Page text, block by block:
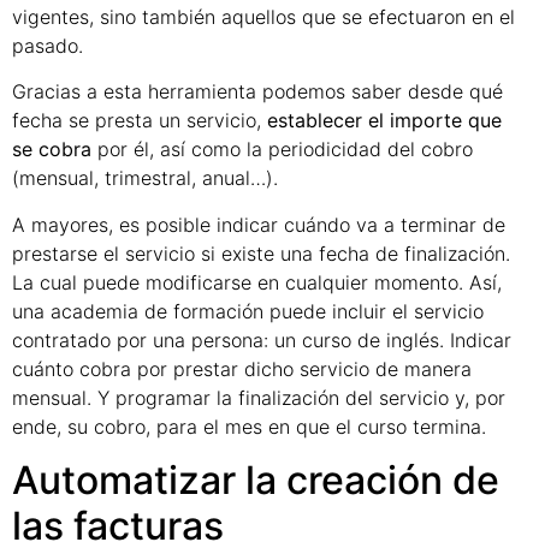
vigentes, sino también aquellos que se efectuaron en el
pasado.
Gracias a esta herramienta podemos saber desde qué
fecha se presta un servicio, establecer el importe que
se cobra por él, así como la periodicidad del cobro
(mensual, trimestral, anual…).
A mayores, es posible indicar cuándo va a terminar de
prestarse el servicio si existe una fecha de finalización.
La cual puede modificarse en cualquier momento. Así,
una academia de formación puede incluir el servicio
contratado por una persona: un curso de inglés. Indicar
cuánto cobra por prestar dicho servicio de manera
mensual. Y programar la finalización del servicio y, por
ende, su cobro, para el mes en que el curso termina.
Automatizar la creación de
las facturas